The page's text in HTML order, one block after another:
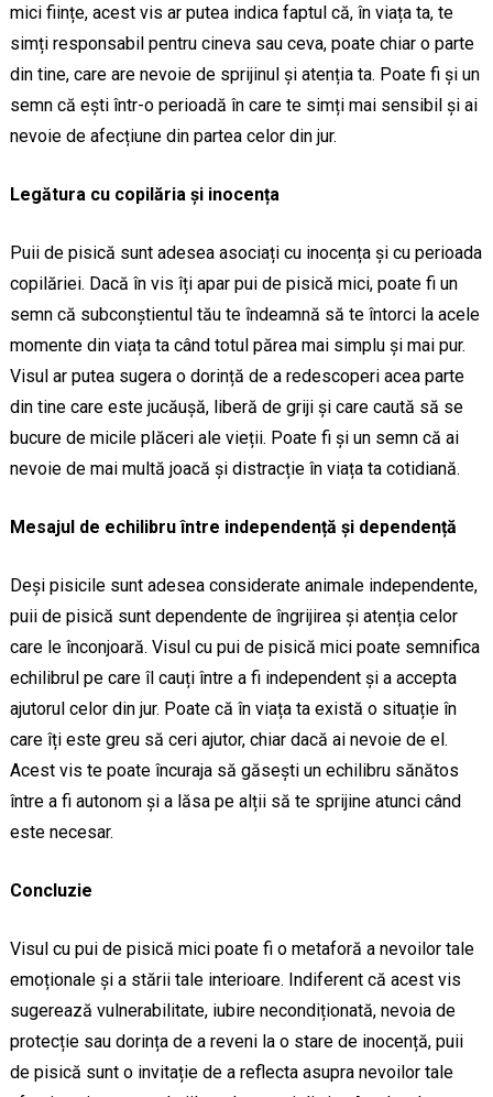
mici ființe, acest vis ar putea indica faptul că, în viața ta, te
simți responsabil pentru cineva sau ceva, poate chiar o parte
din tine, care are nevoie de sprijinul și atenția ta. Poate fi și un
semn că ești într-o perioadă în care te simți mai sensibil și ai
nevoie de afecțiune din partea celor din jur.
Legătura cu copilăria și inocența
Puii de pisică sunt adesea asociați cu inocența și cu perioada
copilăriei. Dacă în vis îți apar pui de pisică mici, poate fi un
semn că subconștientul tău te îndeamnă să te întorci la acele
momente din viața ta când totul părea mai simplu și mai pur.
Visul ar putea sugera o dorință de a redescoperi acea parte
din tine care este jucăușă, liberă de griji și care caută să se
bucure de micile plăceri ale vieții. Poate fi și un semn că ai
nevoie de mai multă joacă și distracție în viața ta cotidiană.
Mesajul de echilibru între independență și dependență
Deși pisicile sunt adesea considerate animale independente,
puii de pisică sunt dependente de îngrijirea și atenția celor
care le înconjoară. Visul cu pui de pisică mici poate semnifica
echilibrul pe care îl cauți între a fi independent și a accepta
ajutorul celor din jur. Poate că în viața ta există o situație în
care îți este greu să ceri ajutor, chiar dacă ai nevoie de el.
Acest vis te poate încuraja să găsești un echilibru sănătos
între a fi autonom și a lăsa pe alții să te sprijine atunci când
este necesar.
Concluzie
Visul cu pui de pisică mici poate fi o metaforă a nevoilor tale
emoționale și a stării tale interioare. Indiferent că acest vis
sugerează vulnerabilitate, iubire necondiționată, nevoia de
protecție sau dorința de a reveni la o stare de inocență, puii
de pisică sunt o invitație de a reflecta asupra nevoilor tale